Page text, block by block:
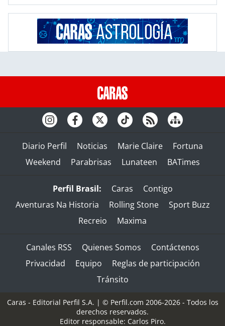
Diario Perfil Noticias Marie Claire
Fortuna
Weekend
Parabrisas Lunateen BATimes
Perfil Brasil: Caras
Contigo
Aventuras Na Historia
Rolling Stone
Sport Buzz
Recreio
Maxima
Canales RSS Quienes Somos
Contáctenos
Privacidad
Equipo
Reglas de participación
Tránsito
Caras - Editorial Perfil S.A. | © Perfil.com 2006-2026 - Todos los
derechos reservados.
Editor responsable: Carlos Piro.